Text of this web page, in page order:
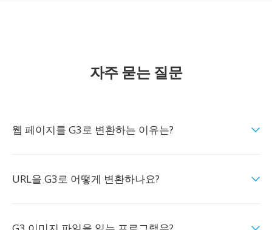
자주 묻는 질문
웹 페이지를 G3로 변환하는 이유는?
URL을 G3로 어떻게 변환하나요?